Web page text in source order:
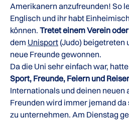
Amerikanern anzufreunden! So
Englisch und ihr habt
können. Tretet einem Verein
dem Unisport (Judo) beigetreten
neue Freunde gewonnen.
Da die Uni sehr einfach war,
Sport, Freunde, Feiern und
Internationals und deinen neuen
Freunden wird immer jemand da
zu unternehmen. Am Dienstag